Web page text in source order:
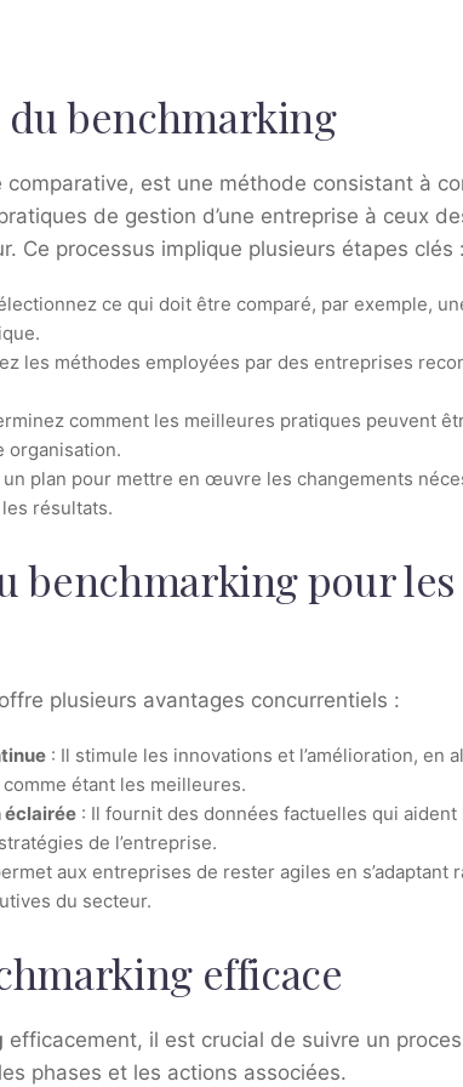
benchmarking
comparative, est une méthode consistant à
de gestion d’une entreprise à ceux
Ce processus implique plusieurs étapes clés :
ce qui doit être comparé, par exemple,
les méthodes employées par des entreprises
comment les meilleures pratiques peuvent
organisation.
un plan pour mettre en œuvre les changements
résultats.
benchmarking pour les
offre plusieurs avantages concurrentiels :
: Il stimule les innovations et l’amélioration, en
étant les meilleures.
éclairée : Il fournit des données factuelles qui
de l’entreprise.
aux entreprises de rester agiles en s’adaptant
du secteur.
efficace
efficacement, il est crucial de suivre un
phases et les actions associées.